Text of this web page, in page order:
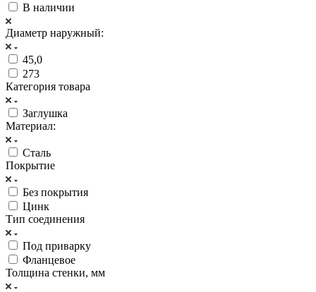
В наличии
Диаметр наружный:
45,0
273
Категория товара
Заглушка
Материал:
Сталь
Покрытие
Без покрытия
Цинк
Тип соединения
Под приварку
Фланцевое
Толщина стенки, мм